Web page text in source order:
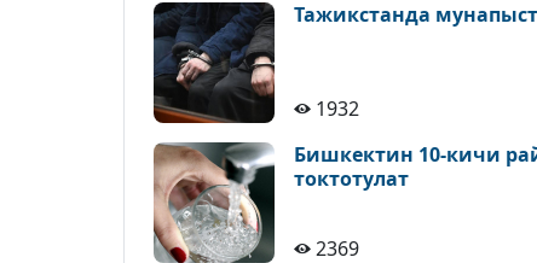
Тажикстанда
1932
Бишкектин 10-кичи
токтотулат
2369